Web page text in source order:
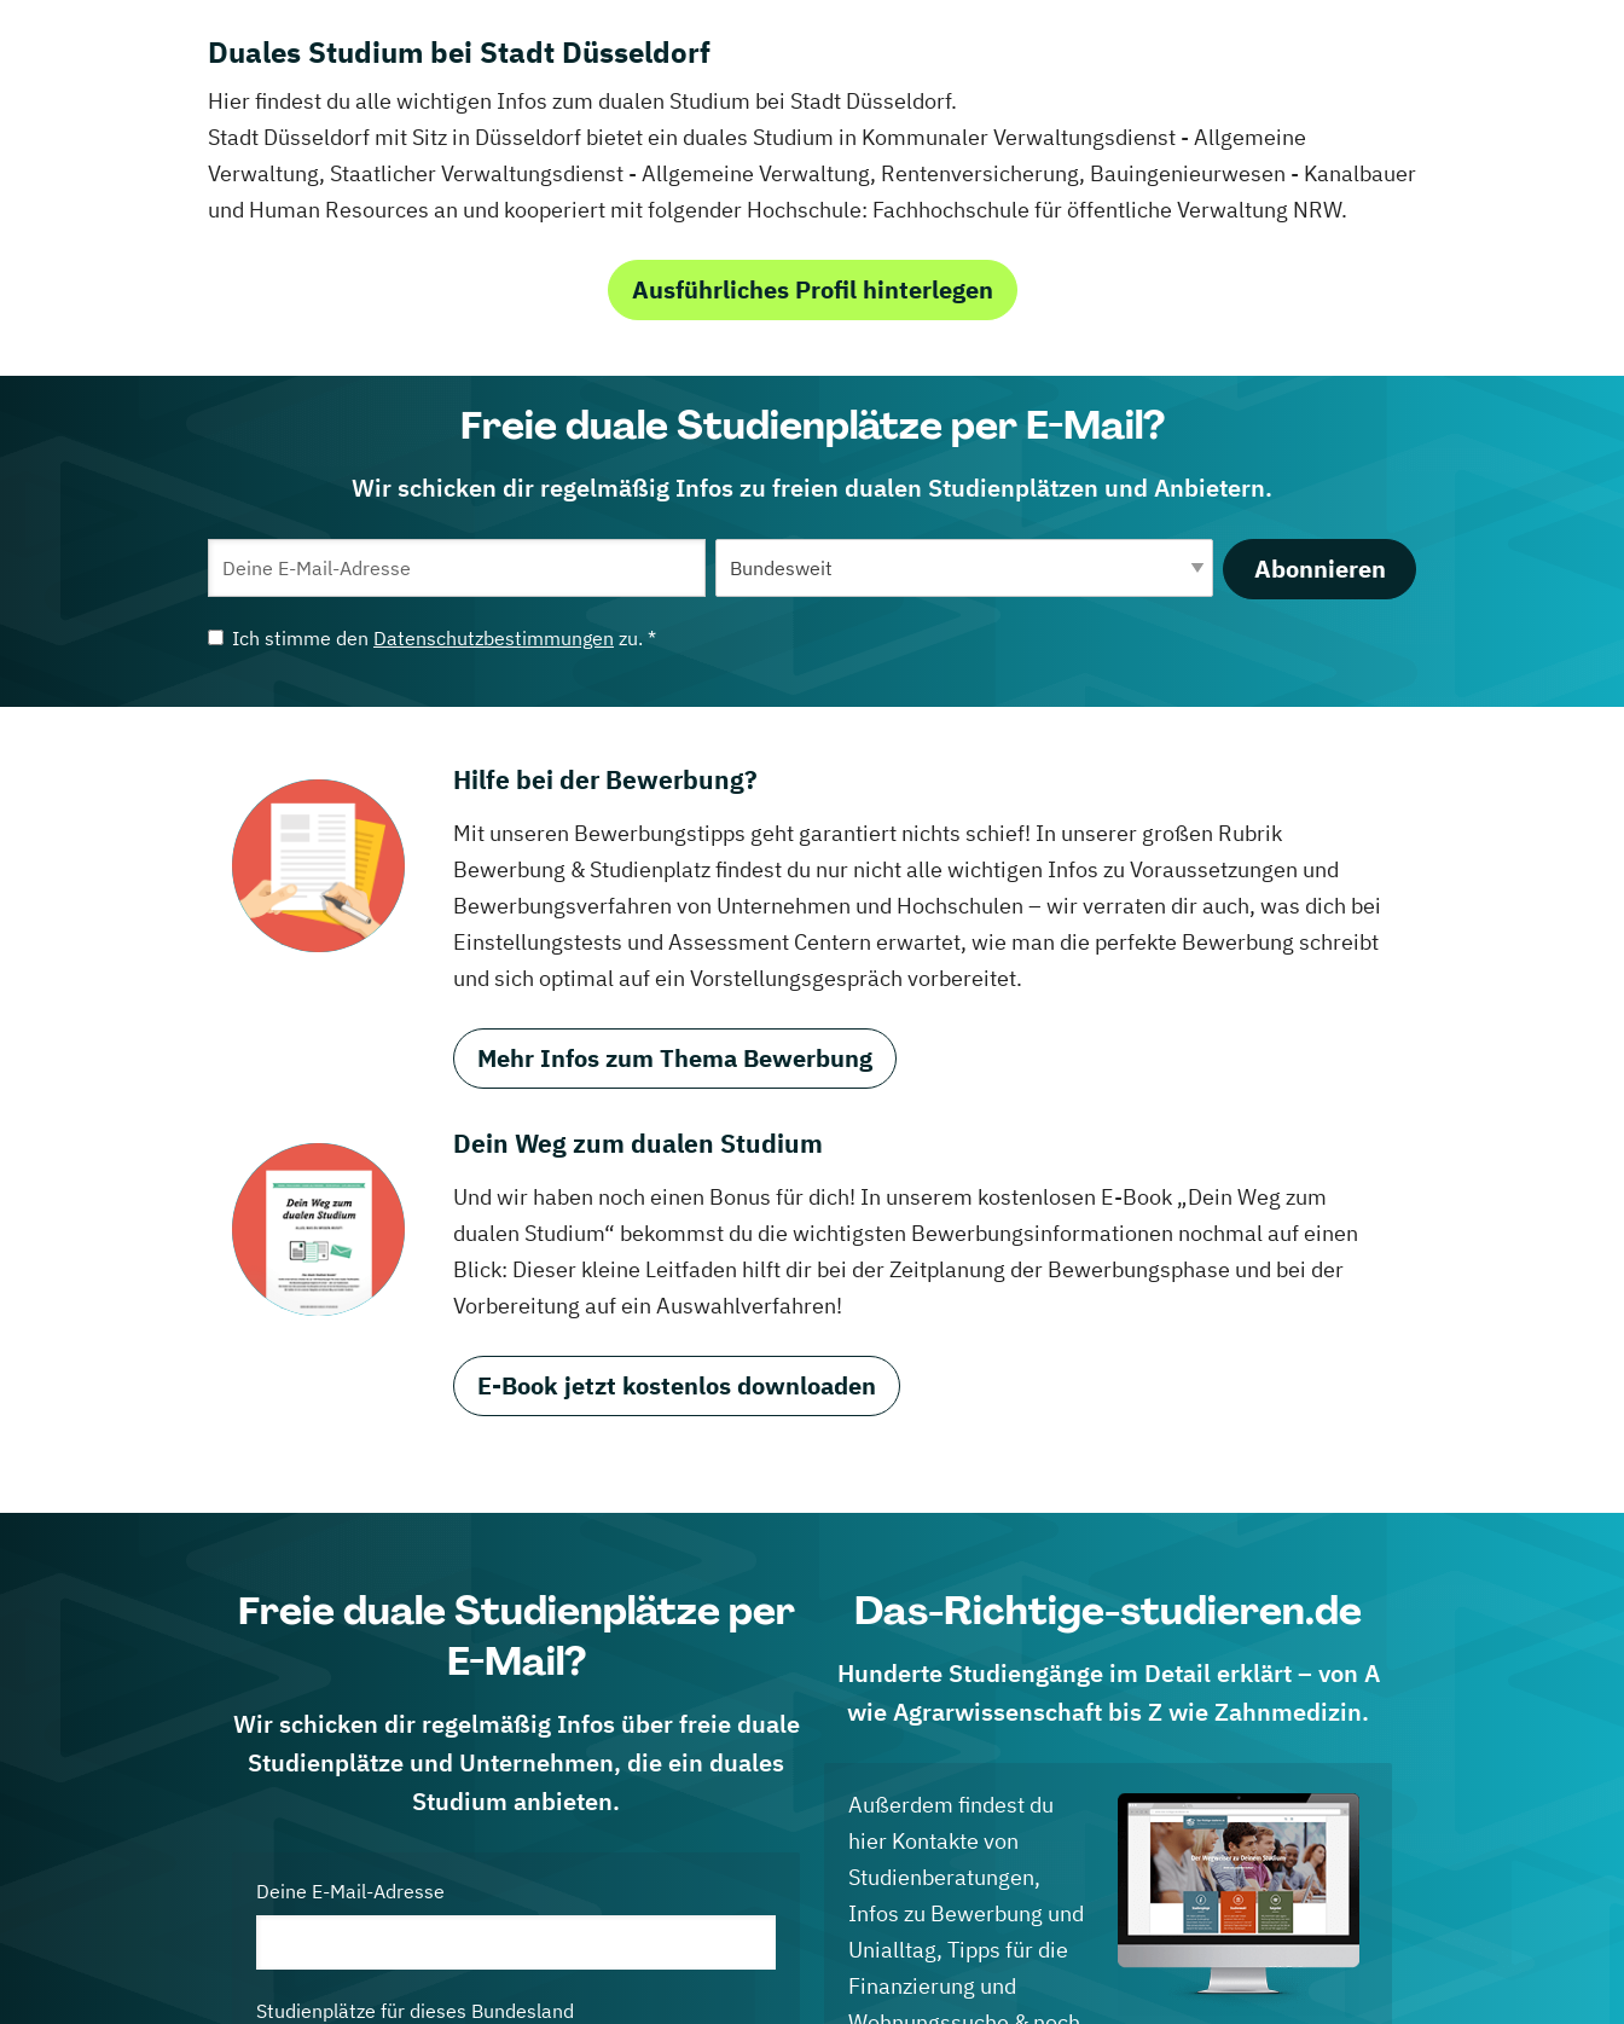
Duales Studium bei Stadt Düsseldorf
Hier findest du alle wichtigen Infos zum dualen Studium bei Stadt Düsseldorf.
Stadt Düsseldorf mit Sitz in Düsseldorf bietet ein duales Studium in Kommunaler Verwaltungsdienst - Allgemeine
Verwaltung, Staatlicher Verwaltungsdienst - Allgemeine Verwaltung, Rentenversicherung, Bauingenieurwesen - Kanalbauer
und Human Resources an und kooperiert mit folgender Hochschule: Fachhochschule für öffentliche Verwaltung NRW.
Ausführliches Profil hinterlegen
Freie duale Studienplätze per E-Mail?
Wir schicken dir regelmäßig Infos zu freien dualen Studienplätzen und Anbietern.
Abonnieren
Ich stimme den Datenschutzbestimmungen zu. *
Hilfe bei der Bewerbung?
Mit unseren Bewerbungstipps geht garantiert nichts schief! In unserer großen Rubrik
Bewerbung & Studienplatz findest du nur nicht alle wichtigen Infos zu Voraussetzungen und
Bewerbungsverfahren von Unternehmen und Hochschulen – wir verraten dir auch, was dich bei
Einstellungstests und Assessment Centern erwartet, wie man die perfekte Bewerbung schreibt
und sich optimal auf ein Vorstellungsgespräch vorbereitet.
Mehr Infos zum Thema Bewerbung
Dein Weg zum dualen Studium
Und wir haben noch einen Bonus für dich! In unserem kostenlosen E-Book „Dein Weg zum
dualen Studium“ bekommst du die wichtigsten Bewerbungsinformationen nochmal auf einen
Blick: Dieser kleine Leitfaden hilft dir bei der Zeitplanung der Bewerbungsphase und bei der
Vorbereitung auf ein Auswahlverfahren!
E-Book jetzt kostenlos downloaden
Freie duale Studienplätze per
E-Mail?
Wir schicken dir regelmäßig Infos über freie duale
Studienplätze und Unternehmen, die ein duales
Studium anbieten.
Deine E-Mail-Adresse
Studienplätze für dieses Bundesland
Das-Richtige-studieren.de
Hunderte Studiengänge im Detail erklärt – von A
wie Agrarwissenschaft bis Z wie Zahnmedizin.
Außerdem findest du
hier Kontakte von
Studienberatungen,
Infos zu Bewerbung und
Unialltag, Tipps für die
Finanzierung und